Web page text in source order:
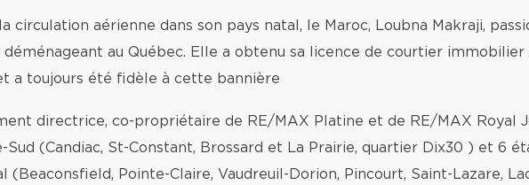
circulation aérienne dans son pays natal, le Maroc, Loubna Makraji,
au Québec. Elle a obtenu sa licence de courtier
a toujours été fidèle à cette bannière
directrice, co-propriétaire de RE/MAX Platine et de RE/MAX Royal
(Candiac, St-Constant, Brossard et La Prairie, quartier Dix30 ) et 6
(Beaconsfield, Pointe-Claire, Vaudreuil-Dorion, Pincourt, Saint-Lazare,